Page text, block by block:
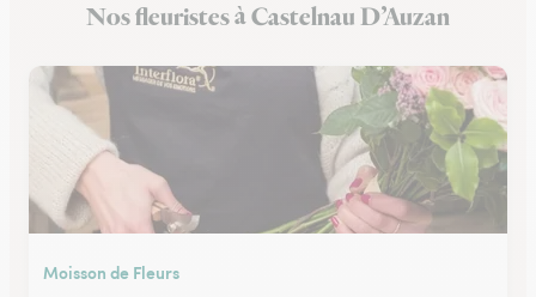
Fleuristes à Saint-Clar
Nos fleuristes à Castelnau D’Auzan
Moisson de Fleurs